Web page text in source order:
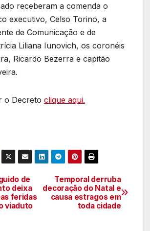
receberam a comenda o
executivo, Celso Torino, a
de Comunicação e de
Liliana Iunovich, os coronéis
Ricardo Bezerra e capitão
o Decreto clique aqui.
Temporal derruba
decoração do Natal e
causa estragos em
toda cidade
de
deixa
feridas
viaduto